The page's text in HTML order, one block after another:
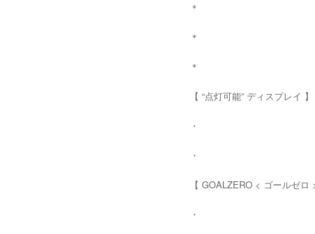
＊
＊
＊
【 “点灯可能” ディスプレイ
・
・
【 GOALZERO < ゴールゼ
・